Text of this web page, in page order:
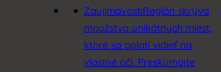
ZaujímavostiRegión skrýva
množstvo unikátnych miest,
ktoré sa oplatí vidieť na
vlastné oči. Preskúmajte